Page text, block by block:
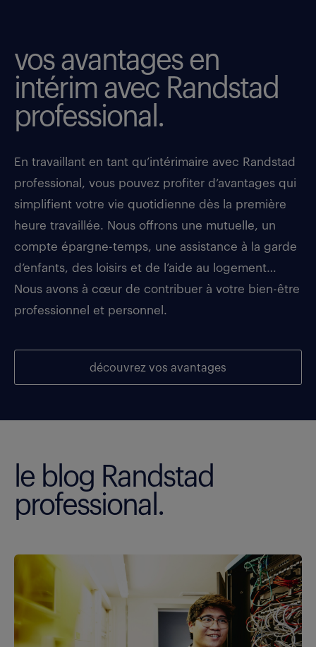
vos avantages en
intérim avec Randstad
professional.
En travaillant en tant qu’intérimaire avec Randstad
professional, vous pouvez profiter d’avantages qui
simplifient votre vie quotidienne dès la première
heure travaillée. Nous offrons une mutuelle, un
compte épargne-temps, une assistance à la garde
d’enfants, des loisirs et de l’aide au logement…
Nous avons à cœur de contribuer à votre bien-être
professionnel et personnel.
découvrez vos avantages
le blog Randstad
professional.